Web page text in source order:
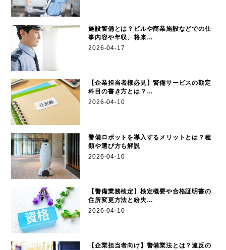
施設警備とは？ビルや商業施設などでの仕
事内容や年収、将来…
2026-04-17
【企業担当者様必見】警備サービスの勘定
科目の書き方とは？…
2026-04-10
警備ロボットを導入するメリットとは？種
類や選び方も解説
2026-04-10
【警備業務検定】検定概要や合格証明書の
住所変更方法と紛失…
2026-04-10
【企業担当者向け】警備業法とは？違反の